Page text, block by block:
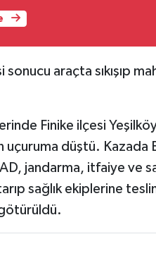
araçta sıkışıp
Finike ilçesi
uçuruma düştü. Kazada
jandarma, itfaiye ve
sağlık ekiplerine